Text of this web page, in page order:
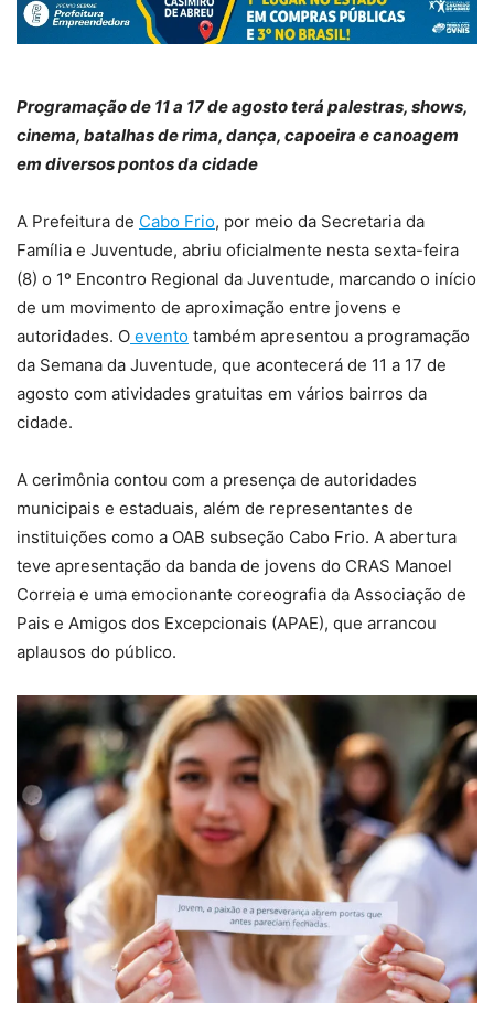
Programação de 11 a 17 de agosto terá palestras, shows,
cinema, batalhas de rima, dança, capoeira e canoagem
em diversos pontos da cidade
A Prefeitura de Cabo Frio, por meio da Secretaria da
Família e Juventude, abriu oficialmente nesta sexta-feira
(8) o 1º Encontro Regional da Juventude, marcando o início
de um movimento de aproximação entre jovens e
autoridades. O evento também apresentou a programação
da Semana da Juventude, que acontecerá de 11 a 17 de
agosto com atividades gratuitas em vários bairros da
cidade.
A cerimônia contou com a presença de autoridades
municipais e estaduais, além de representantes de
instituições como a OAB subseção Cabo Frio. A abertura
teve apresentação da banda de jovens do CRAS Manoel
Correia e uma emocionante coreografia da Associação de
Pais e Amigos dos Excepcionais (APAE), que arrancou
aplausos do público.